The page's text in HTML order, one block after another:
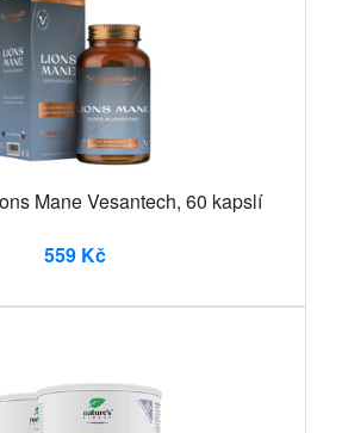
Mane Vesantech, 60 kapslí
559 Kč